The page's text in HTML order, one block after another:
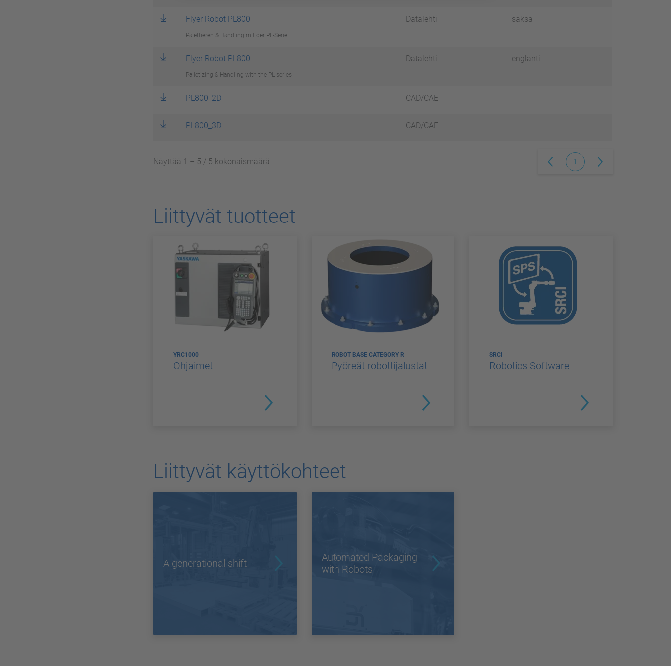
Flyer Robot PL800
Palettieren & Handling mit der PL-Serie
Datalehti saksa
Flyer Robot PL800
Palletizing & Handling with the PL-series
Datalehti englanti
PL800_2D CAD/CAE
PL800_3D CAD/CAE
Näyttää 1 – 5 / 5 kokonaismäärä 1
Liittyvät tuotteet
YRC1000
Ohjaimet
ROBOT BASE CATEGORY R
Pyöreät robottijalustat
SRCI
Robotics Software
Liittyvät käyttökohteet
A generational shift
Automated Packaging
with Robots